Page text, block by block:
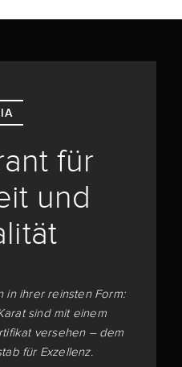
für
und
in ihrer reinsten Form:
sind mit einem
versehen – dem
für Exzellenz.